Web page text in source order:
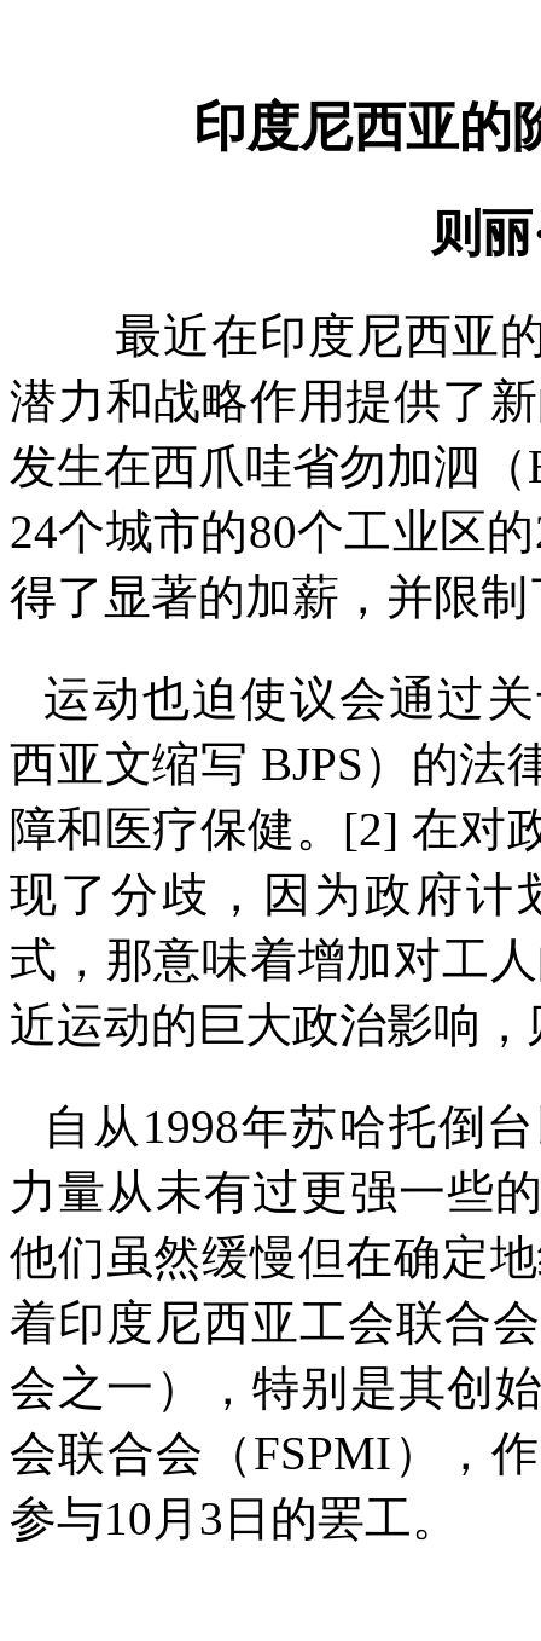
印度尼西亚的
则丽
最近在印度尼西亚
潜力和战略作用提供了
发生在西爪哇省勿加泗（
24个城市的80个工业区的
得了显著的加薪，并限
运动也迫使议会通过
西亚文缩写 BJPS）的法
障和医疗保健。 [2] 在对
现了分歧，因为政府计
式，那意味着增加对工
近运动的巨大政治影响
自从 1998年苏哈托倒
力量从未有过更强一些
他们虽然缓慢但在确定
着印度尼西亚工会联合
会之一），特别是其创
会联合会（FSPMI ），
参与10 月 3 日的罢工。